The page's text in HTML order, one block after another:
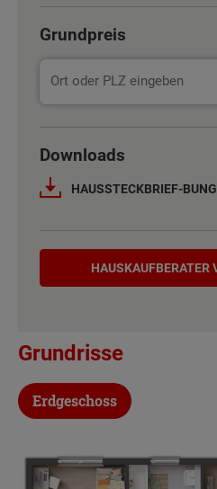
Basisinformation
Außenmaße
Grundpreis
Downloads
HAUSSTECKBRIEF-
Hauskaufberater
HAUSKAUF­BERATER
Grundrisse
Erdgeschoss